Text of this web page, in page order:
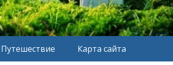
Путешествие Карта сайта